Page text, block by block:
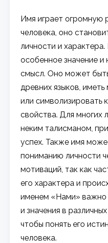
Имя играет огромную
человека, оно
личности и
особенное значение и
смысл. Оно может
древних языков,
или символизировать
свойства. Для многих
неким талисманом,
успех. Также имя
пониманию личности
мотиваций, так как
его характера и
именем «Нами» важно
и значения в
чтобы понять его
человека.